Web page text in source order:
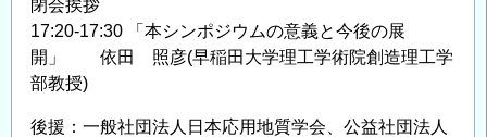
閉会挨拶
17:20-17:30 「本シンポジウムの意義と今後の展
開」 依田 照彦(早稲田大学理工学術院創造理工学
部教授)
後援：一般社団法人日本応用地質学会、公益社団法人